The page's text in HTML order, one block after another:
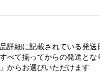
詳細に記載されている発送
べて揃ってからの発送とな
からお選びいただけます